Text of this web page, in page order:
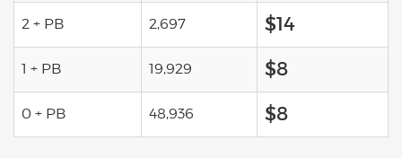
2 + PB 2,697 $14
1 + PB 19,929 $8
0 + PB 48,936 $8